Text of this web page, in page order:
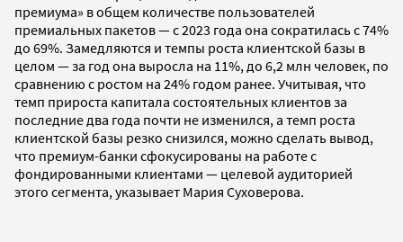
премиума» в общем количестве пользователей
премиальных пакетов — с 2023 года она сократилась с 74%
до 69%. Замедляются и темпы роста клиентской базы в
целом — за год она выросла на 11%, до 6,2 млн человек, по
сравнению с ростом на 24% годом ранее. Учитывая, что
темп прироста капитала состоятельных клиентов за
последние два года почти не изменился, а темп роста
клиентской базы резко снизился, можно сделать вывод,
что премиум-банки сфокусированы на работе с
фондированными клиентами — целевой аудиторией
этого сегмента, указывает Мария Суховерова.